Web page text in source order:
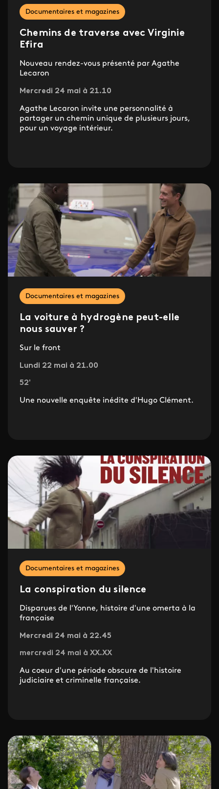
Documentaires et magazines
Chemins de traverse avec Virginie
Efira
Nouveau rendez-vous présenté par Agathe
Lecaron
Mercredi 24 mai à 21.10
Agathe Lecaron invite une personnalité à
partager un chemin unique de plusieurs jours,
pour un voyage intérieur.
Documentaires et magazines
La voiture à hydrogène peut-elle
nous sauver ?
Sur le front
Lundi 22 mai à 21.00
52'
Une nouvelle enquête inédite d'Hugo Clément.
Documentaires et magazines
La conspiration du silence
Disparues de l'Yonne, histoire d'une omerta à la
française
Mercredi 24 mai à 22.45
mercredi 24 mai à XX.XX
Au coeur d'une période obscure de l'histoire
judiciaire et criminelle française.